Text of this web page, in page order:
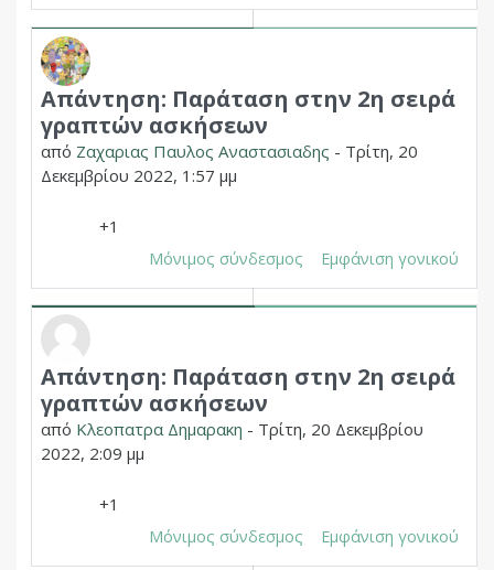
Σε απάντηση σε Δημητριος Χουπας
Απάντηση: Παράταση στην 2η σειρά
γραπτών ασκήσεων
από Ζαχαριας Παυλος Αναστασιαδης - Τρίτη, 20
Δεκεμβρίου 2022, 1:57 μμ
+1
Μόνιμος σύνδεσμος Εμφάνιση γονικού
Σε απάντηση σε Δημητριος Χουπας
Απάντηση: Παράταση στην 2η σειρά
γραπτών ασκήσεων
από Κλεοπατρα Δημαρακη - Τρίτη, 20 Δεκεμβρίου
2022, 2:09 μμ
+1
Μόνιμος σύνδεσμος Εμφάνιση γονικού